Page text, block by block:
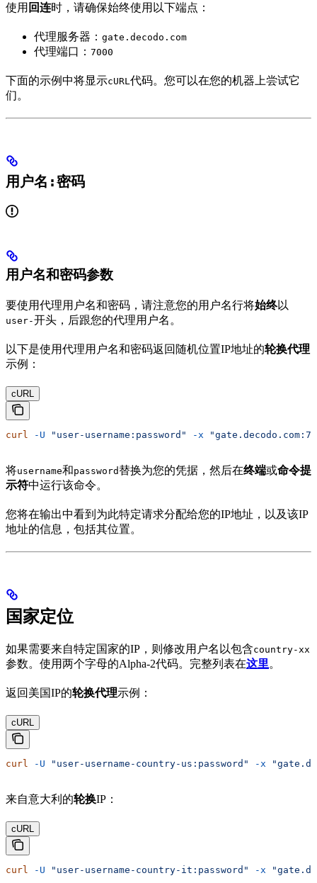
使用 回连时，请确保始终使用以下端点：
代理服务器： gate.decodo.com
代理端口： 7000
下面的示例中将显示cURL 代码。您可以在您的机器上尝试它
们。
用户名:密码
用户名和密码参数
要使用代理用户名和密码，请注意您的用户名行将始终以
user-开头，后跟您的代理用户名。
以下是使用代理用户名和密码返回随机位置IP地址的轮换代理
示例：
cURL
curl -U "user-username:password" -x
将username和password 替换为您的凭据，然后在终端或命令提
示符中运行该命令。
您将在输出中看到为此特定请求分配给您的IP地址，以及该IP
地址的信息，包括其位置。
国家定位
如果需要来自特定国家的IP，则修改用户名以包含country-xx
参数。使用两个字母的Alpha-2代码。完整列表在这里。
返回美国IP的轮换代理示例：
cURL
curl -U "user-username-country-us:password" -x
来自意大利的轮换IP：
cURL
curl -U "user-username-country-it:password" -x